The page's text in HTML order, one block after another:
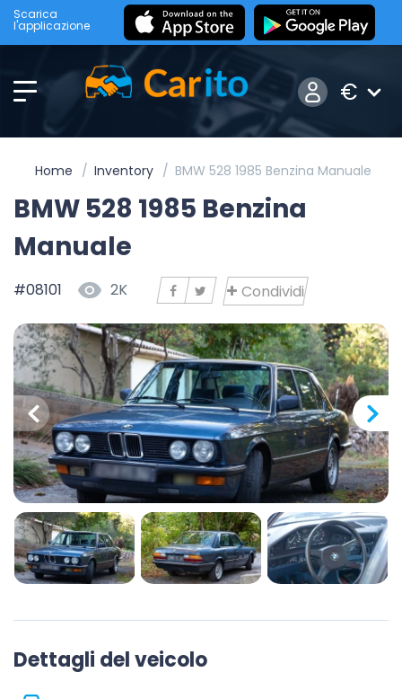
Scarica
l'applicazione
€
Home Inventory BMW 528 1985 Benzina Manuale
BMW 528 1985 Benzina
Manuale
#08101 2K Condividi
Dettagli del veicolo